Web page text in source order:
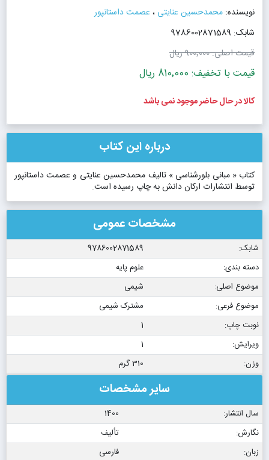
نویسنده: محمدحسین عنایتی ، عصمت داستانپور
شابک: 9786002871589
قیمت اصلی:900٬000 ریال
قیمت با تخفیف: 810٬000 ریال
کالا در حال حاضر موجود نمی باشد
درباره این کتاب
کتاب « مبانی بلورشناسی » تالیف محمدحسین عنایتی و عصمت داستانپور
توسط انتشارات ارکان دانش به چاپ رسیده است.
مشخصات عمومی
شابک:
9786002871589
دسته بندی:
علوم پایه
موضوع اصلی:
شیمی
موضوع فرعی:
مشترک شیمی
نوبت چاپ:
1
ویرایش:
1
وزن:
310 گرم
سایر مشخصات
سال انتشار:
1400
نگارش:
تألیف
زبان:
فارسی